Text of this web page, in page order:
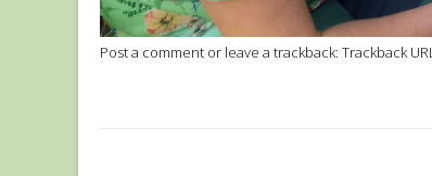
Post a comment or leave a trackback: Trackback URL